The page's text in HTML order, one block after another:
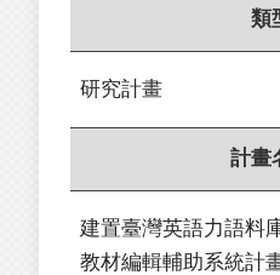
類
研究計畫
計畫
建置臺灣英語力語料
教材編輯輔助系統計